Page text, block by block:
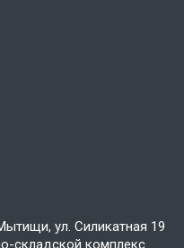
ул. Силикатная 19
складской комплекс